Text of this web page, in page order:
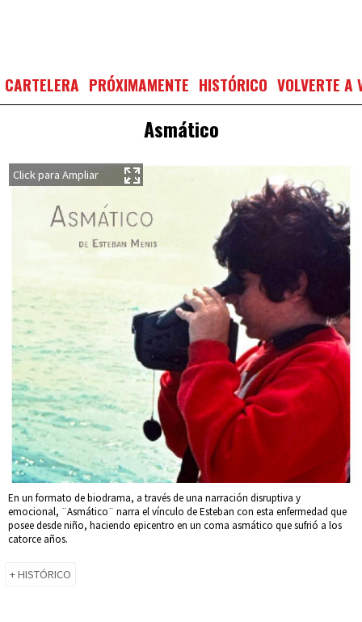
CARTELERA PRÓXIMAMENTE HISTÓRICO VOLVERTE A
Asmático
En un formato de biodrama, a través de una narración disruptiva y
emocional, ¨Asmático¨ narra el vínculo de Esteban con esta enfermedad que
posee desde niño, haciendo epicentro en un coma asmático que sufrió a los
catorce años.
+ HISTÓRICO